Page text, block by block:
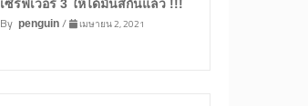
เซิร์ฟเวอร์ 3 ให้ได้มันส์กันแล้ว !!!
By penguin/ เมษายน 2, 2021